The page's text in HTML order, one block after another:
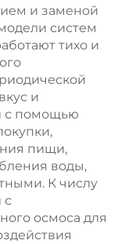
и заменой
систем
тихо и
и
с помощью
пищи,
воды,
К числу
с
осмоса для